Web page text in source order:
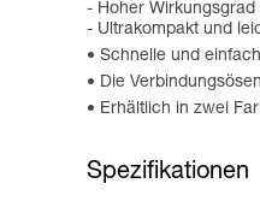
- Hoher
- Ultrakompakt und
Schnelle und
Die
Erhältlich in zwei
Spezifikationen